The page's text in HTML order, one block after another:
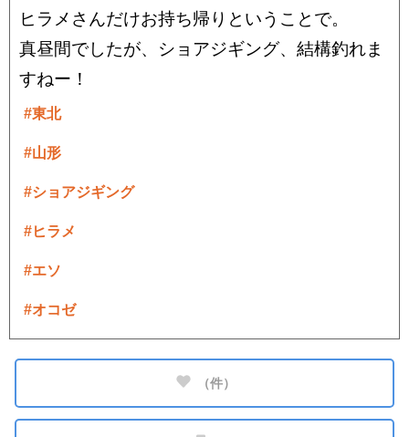
ヒラメさんだけお持ち帰りということで。
真昼間でしたが、ショアジギング、結構釣れま
すねー！
#東北
#山形
#ショアジギング
#ヒラメ
#エソ
#オコゼ
（件）